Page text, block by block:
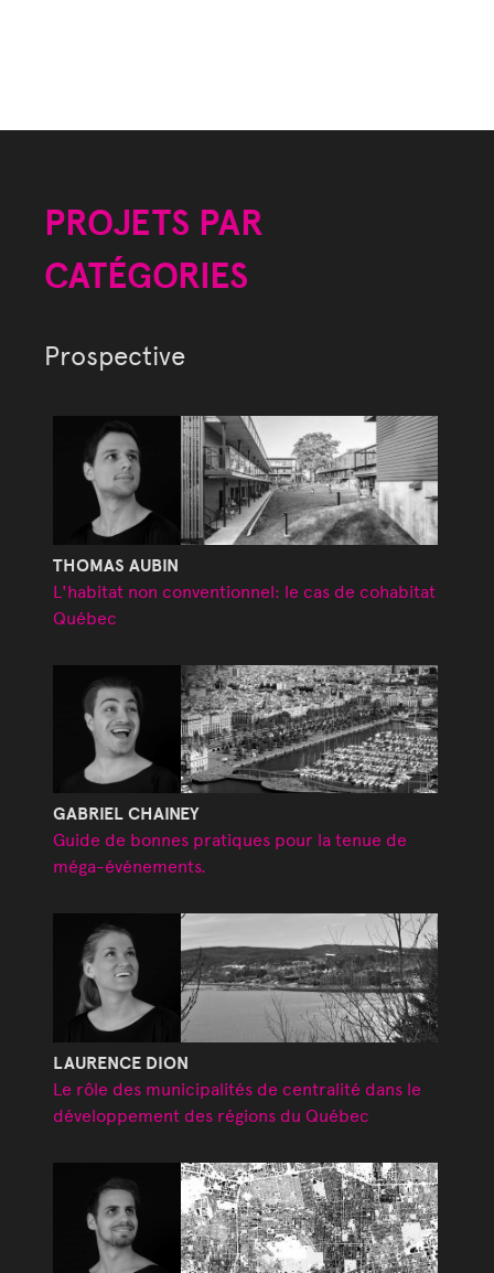
PROJETS PAR
CATÉGORIES
Prospective
THOMAS AUBIN
L'habitat non conventionnel: le cas de cohabitat
Québec
GABRIEL CHAINEY
Guide de bonnes pratiques pour la tenue de
méga-événements.
LAURENCE DION
Le rôle des municipalités de centralité dans le
développement des régions du Québec